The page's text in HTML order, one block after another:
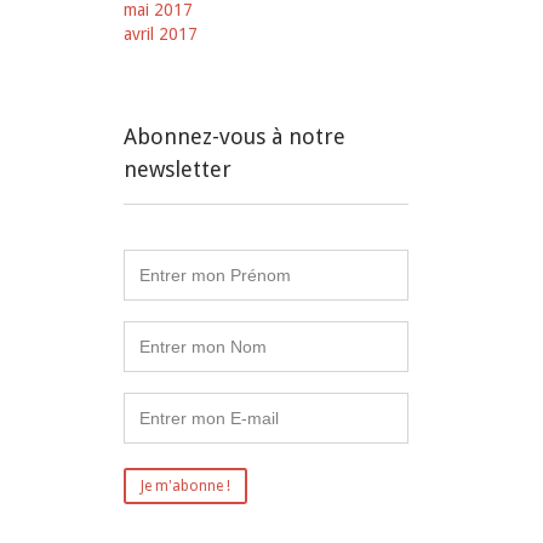
mai 2017
avril 2017
Abonnez-vous à notre
newsletter